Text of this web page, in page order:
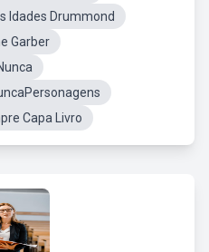
Idades Drummond
Garber
Capa Livro